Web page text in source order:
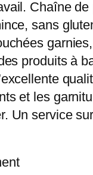
Chaîne
sans
produits à
et les
Un service